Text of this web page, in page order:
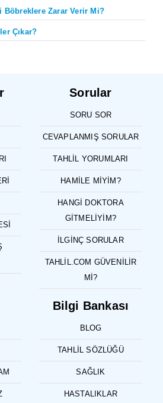
Böbreklere Zarar Verir Mi?
Çıkar?
Sorular
SORU SOR
CEVAPLANMIŞ SORULAR
TAHLIL YORUMLARI
HAMILE MIYIM?
HANGI DOKTORA
GITMELIYIM?
İLGINÇ SORULAR
TAHLIL.COM GÜVENILIR
MI?
Bilgi Bankası
BLOG
TAHLIL SÖZLÜĞÜ
SAĞLIK
HASTALIKLAR